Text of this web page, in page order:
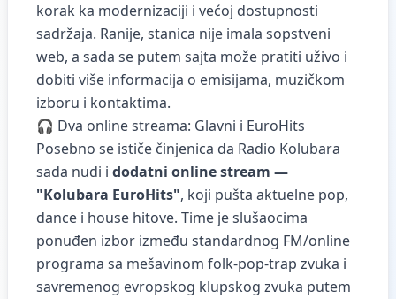
korak ka modernizaciji i većoj dostupnosti
sadržaja. Ranije, stanica nije imala sopstveni
web, a sada se putem sajta može pratiti uživo i
dobiti više informacija o emisijama, muzičkom
izboru i kontaktima.
🎧 Dva online streama: Glavni i EuroHits
Posebno se ističe činjenica da Radio Kolubara
sada nudi i dodatni online stream —
"Kolubara EuroHits", koji pušta aktuelne pop,
dance i house hitove. Time je slušaocima
ponuđen izbor između standardnog FM/online
programa sa mešavinom folk‑pop‑trap zvuka i
savremenog evropskog klupskog zvuka putem